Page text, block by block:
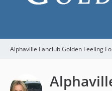
Alphaville Fanclub Golden Feeling